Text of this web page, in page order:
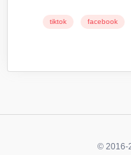
tiktok facebook
© 2016-